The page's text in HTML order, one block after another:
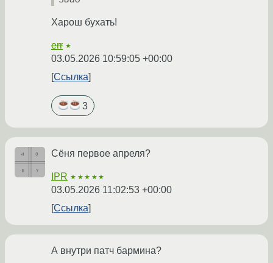
Харош бухать!
err ★
03.05.2026 10:59:05 +00:00
Ссылка
3
Сёня первое апреля?
IPR ★★★★★
03.05.2026 11:02:53 +00:00
Ссылка
А внутри патч бармина?